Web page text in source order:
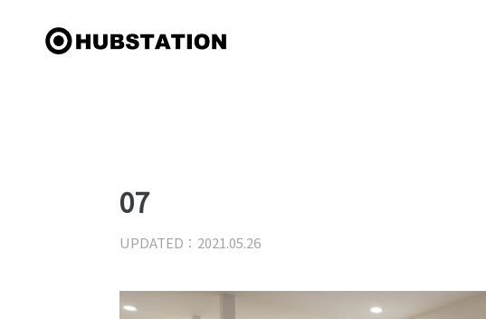
07
UPDATED：2021.05.26